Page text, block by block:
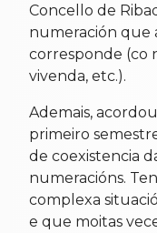
Concello de
numeración que
corresponde (co
vivenda, etc.).
Ademais,
primeiro
de coexistencia
numeracións.
complexa
e que moitas